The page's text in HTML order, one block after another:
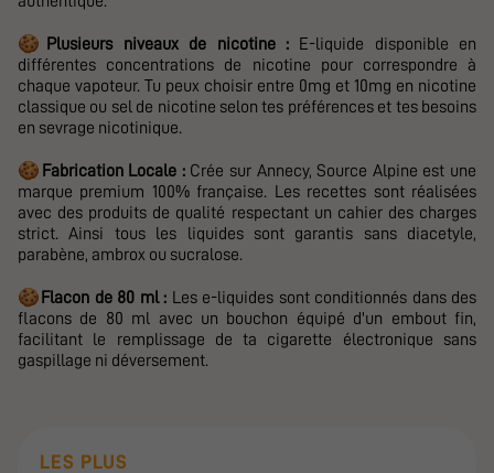
🍪 Plusieurs niveaux de nicotine :E-liquide disponible en
différentes concentrations de nicotine pour correspondre à
chaque vapoteur. Tu peux choisir entre 0mg et 10mg en nicotine
classique ou sel de nicotine selon tes préférences et tes besoins
en sevrage nicotinique.
🍪 Fabrication Locale :Crée sur Annecy,Source Alpine est une
marque premium 100% française. Les recettes sont réalisées
avec des produits de qualité respectant un cahier des charges
strict. Ainsi tous les liquides sont garantis sans diacetyle,
parabène, ambrox ou sucralose.
🍪 Flacon de 80 ml :
Les e-liquides sont conditionnés dans des
flacons de 80 ml avec un bouchon équipé d'un embout fin,
facilitant le remplissage de ta cigarette électronique sans
gaspillage ni déversement.
LES PLUS